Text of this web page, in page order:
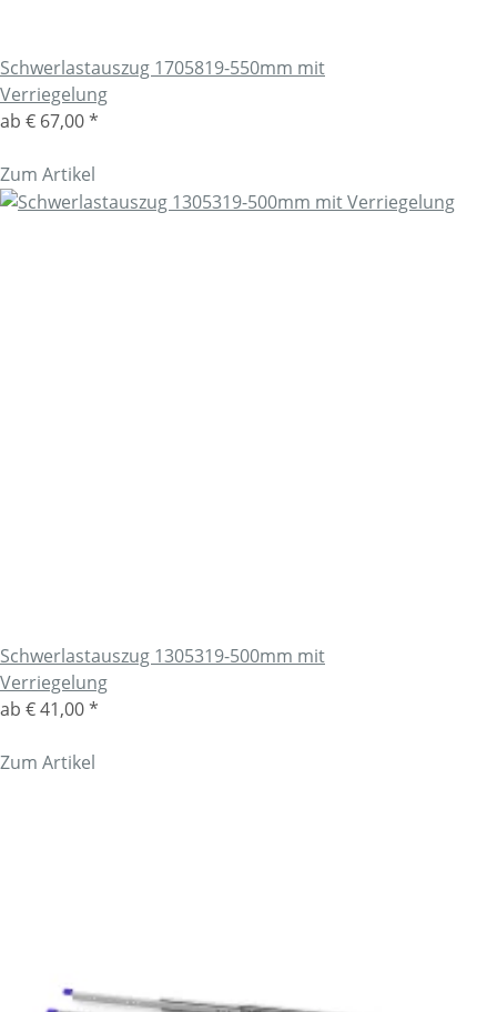
Schwerlastauszug 1705819-550mm mit
Verriegelung
ab € 67,00*
Zum Artikel
Schwerlastauszug 1305319-500mm mit
Verriegelung
ab € 41,00*
Zum Artikel